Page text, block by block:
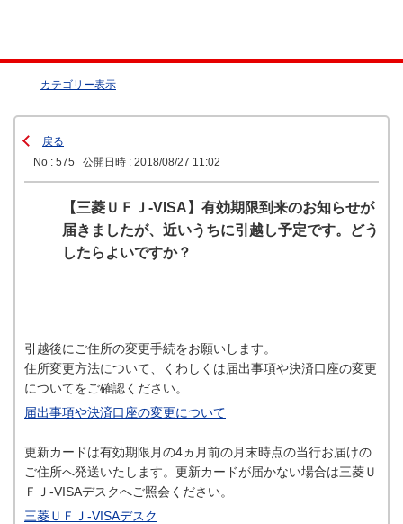
カテゴリー表示
戻る
No : 575
公開日時 : 2018/08/27 11:02
【三菱ＵＦＪ-VISA】有効期限到来のお知らせが
届きましたが、近いうちに引越し予定です。どう
したらよいですか？
引越後にご住所の変更手続をお願いします。
住所変更方法について、くわしくは届出事項や決済口座の変更
についてをご確認ください。
届出事項や決済口座の変更について
更新カードは有効期限月の4ヵ月前の月末時点の当行お届けの
ご住所へ発送いたします。更新カードが届かない場合は三菱Ｕ
ＦＪ-VISAデスクへご照会ください。
三菱ＵＦＪ-VISAデスク